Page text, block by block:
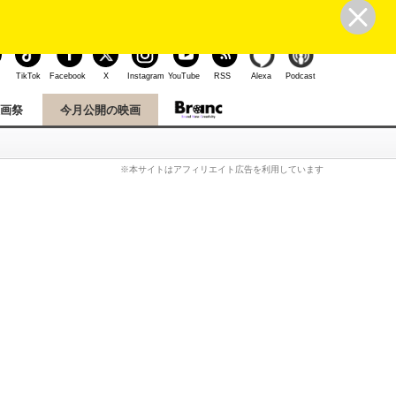
祭 今月公開の映画
※本サイトはアフィリエイト広告を利用しています
TikTok Facebook X Instagram YouTube RSS Alexa Podcast
こんにちは、ゲストさん